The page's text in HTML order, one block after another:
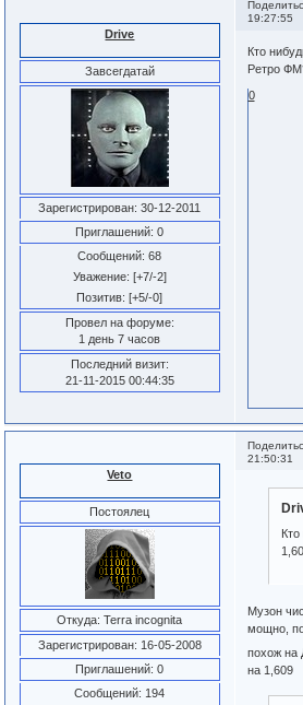
19:27:55
Drive
Завсегдатай
Зарегистрирован: 30-12-2011
Приглашений: 0
Сообщений: 68
Уважение: [+7/-2]
Позитив: [+5/-0]
Провел на форуме:
1 день 7 часов
Последний визит:
21-11-2015 00:44:35
Кто
Ретро
0
21:50:31
Veto
Постоялец
Откуда: Terra incognita
Зарегистрирован: 16-05-2008
Приглашений: 0
Сообщений: 194
Музон
мощно,
похож на
на 1,609